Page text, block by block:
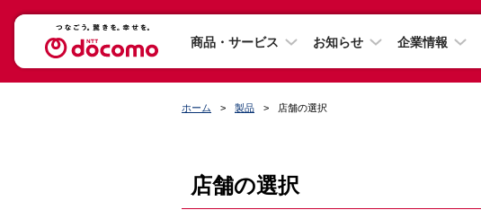
商品・サービス お知らせ 企業情報
ホーム 製品 店舗の選択
店舗の選択